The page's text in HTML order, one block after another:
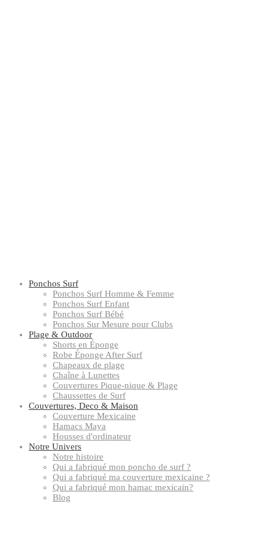
Ponchos Surf
Ponchos Surf Homme & Femme
Ponchos Surf Enfant
Ponchos Surf Bébé
Ponchos Sur Mesure pour Clubs
Plage & Outdoor
Shorts en Éponge
Robe Éponge After Surf
Chapeaux de plage
Chaîne à Lunettes
Couvertures Pique-nique & Plage
Chaussettes de Surf
Couvertures, Deco & Maison
Couverture Mexicaine
Hamacs Maya
Housses d'ordinateur
Notre Univers
Notre histoire
Qui a fabriqué mon poncho de surf ?
Qui a fabriqué ma couverture mexicaine ?
Qui a fabriqué mon hamac mexicain?
Blog